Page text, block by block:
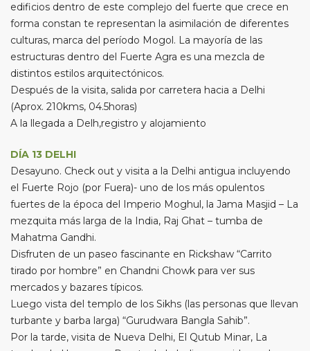
edificios dentro de este complejo del fuerte que crece en
forma constan te representan la asimilación de diferentes
culturas, marca del período Mogol. La mayoría de las
estructuras dentro del Fuerte Agra es una mezcla de
distintos estilos arquitectónicos.
Después de la visita, salida por carretera hacia a Delhi
(Aprox. 210kms, 04.5horas)
A la llegada a Delh,registro y alojamiento
DÍA 13 DELHI
Desayuno. Check out y visita a la Delhi antigua incluyendo
el Fuerte Rojo (por Fuera)- uno de los más opulentos
fuertes de la época del Imperio Moghul, la Jama Masjid – La
mezquita más larga de la India, Raj Ghat – tumba de
Mahatma Gandhi.
Disfruten de un paseo fascinante en Rickshaw “Carrito
tirado por hombre” en Chandni Chowk para ver sus
mercados y bazares típicos.
Luego vista del templo de los Sikhs (las personas que llevan
turbante y barba larga) “Gurudwara Bangla Sahib”.
Por la tarde, visita de Nueva Delhi, El Qutub Minar, La